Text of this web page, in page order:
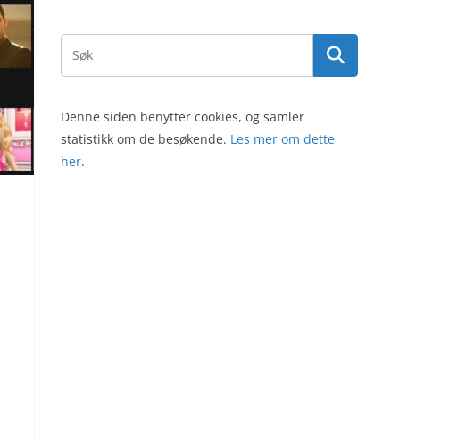
Denne siden benytter cookies, og samler
statistikk om de besøkende. Les mer om dette
her.